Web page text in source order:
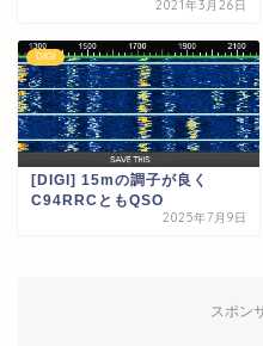
2021年3月26日
DIGI
[DIGI] 15mの調子が良く
C94RRCともQSO
2025年7月9日
スポン